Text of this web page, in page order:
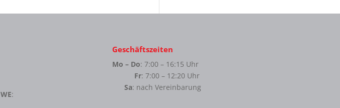
WE:
Geschäftszeiten
Mo – Do: 7:00 – 16:15 Uhr
Fr: 7:00 – 12:20 Uhr
Sa: nach Vereinbarung